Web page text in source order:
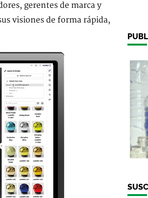
gerentes de marca y
visiones de forma rápida,